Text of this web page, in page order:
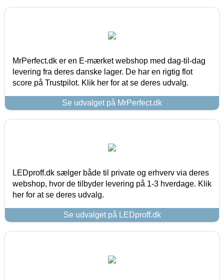
MrPerfect.dk er en E-mærket webshop med dag-til-dag
levering fra deres danske lager. De har en rigtig flot
score på Trustpilot. Klik her for at se deres udvalg.
Se udvalget på MrPerfect.dk
LEDproff.dk sælger både til private og erhverv via deres
webshop, hvor de tilbyder levering på 1-3 hverdage. Klik
her for at se deres udvalg.
Se udvalget på LEDproff.dk